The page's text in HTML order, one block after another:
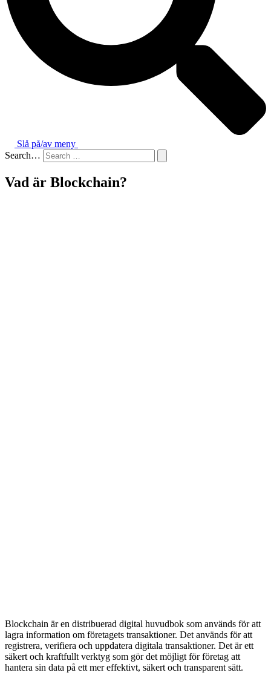
Slå på/av meny
Search…
Vad är Blockchain?
Blockchain är en distribuerad digital huvudbok som används för att
lagra information om företagets transaktioner. Det används för att
registrera, verifiera och uppdatera digitala transaktioner. Det är ett
säkert och kraftfullt verktyg som gör det möjligt för företag att
hantera sin data på ett mer effektivt, säkert och transparent sätt.